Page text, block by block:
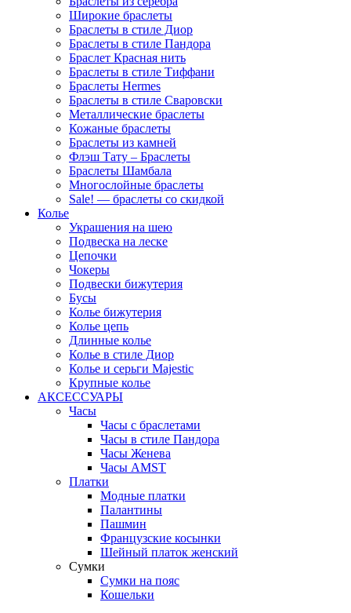
Широкие браслеты
Браслеты в стиле Диор
Браслеты в стиле Пандора
Браслет Красная нить
Браслеты в стиле Тиффани
Браслеты Hermes
Браслеты в стиле Сваровски
Металлические браслеты
Кожаные браслеты
Браслеты из камней
Флэш Тату – Браслеты
Браслеты Шамбала
Многослойные браслеты
Sale! — браслеты со скидкой
Колье
Украшения на шею
Подвеска на леске
Цепочки
Чокеры
Подвески бижутерия
Бусы
Колье бижутерия
Колье цепь
Длинные колье
Колье в стиле Диор
Колье и серьги Majestic
Крупные колье
АКСЕССУАРЫ
Часы
Часы с браслетами
Часы в стиле Пандора
Часы Женева
Часы AMST
Платки
Модные платки
Палантины
Пашмин
Французские косынки
Шейный платок женский
Сумки
Сумки на пояс
Кошельки